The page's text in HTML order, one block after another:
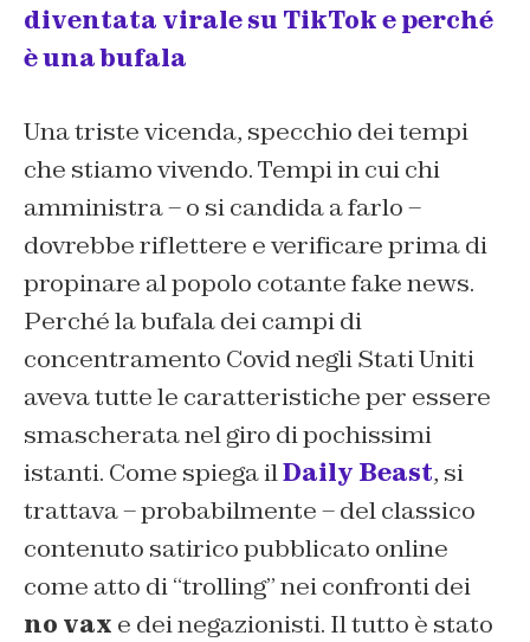
diventata virale su TikTok e perché
è una bufala
Una triste vicenda, specchio dei tempi
che stiamo vivendo. Tempi in cui chi
amministra – o si candida a farlo –
dovrebbe riflettere e verificare prima di
propinare al popolo cotante fake news.
Perché la bufala dei campi di
concentramento Covid negli Stati Uniti
aveva tutte le caratteristiche per essere
smascherata nel giro di pochissimi
istanti. Come spiega ilDaily Beast, si
trattava – probabilmente – del classico
contenuto satirico pubblicato online
come atto di“trolling”nei confronti dei
no vax e dei negazionisti. Il tutto è stato